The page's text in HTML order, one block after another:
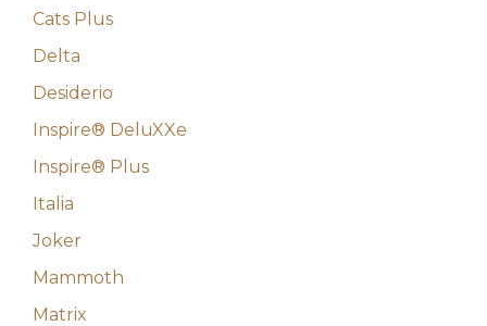
Cats Plus
Delta
Desiderio
Inspire® DeluXXe
Inspire® Plus
Italia
Joker
Mammoth
Matrix